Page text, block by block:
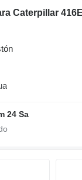
Caterpillar
24 Sa